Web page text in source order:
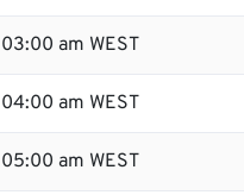
03:00 am WEST
04:00 am WEST
05:00 am WEST